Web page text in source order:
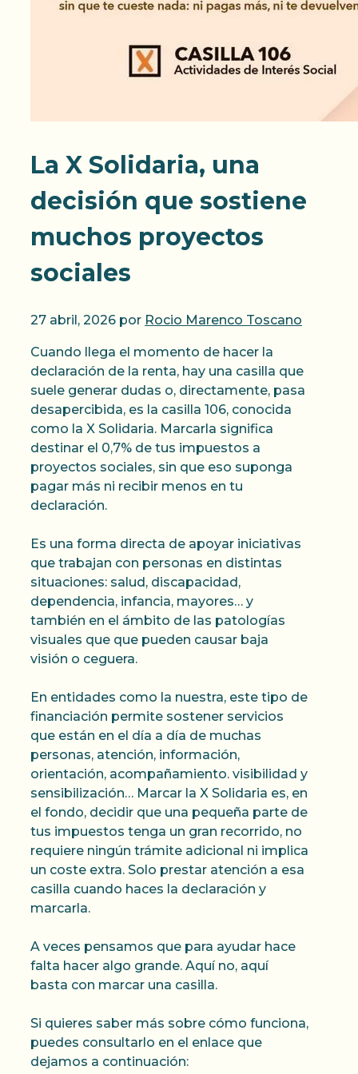
La X Solidaria, una
decisión que sostiene
muchos proyectos
sociales
27 abril, 2026 por Rocio Marenco Toscano
Cuando llega el momento de hacer la
declaración de la renta, hay una casilla que
suele generar dudas o, directamente, pasa
desapercibida, es la casilla 106, conocida
como la X Solidaria. Marcarla significa
destinar el 0,7% de tus impuestos a
proyectos sociales, sin que eso suponga
pagar más ni recibir menos en tu
declaración.
Es una forma directa de apoyar iniciativas
que trabajan con personas en distintas
situaciones: salud, discapacidad,
dependencia, infancia, mayores… y
también en el ámbito de las patologías
visuales que que pueden causar baja
visión o ceguera.
En entidades como la nuestra, este tipo de
financiación permite sostener servicios
que están en el día a día de muchas
personas, atención, información,
orientación, acompañamiento. visibilidad y
sensibilización… Marcar la X Solidaria es, en
el fondo, decidir que una pequeña parte de
tus impuestos tenga un gran recorrido, no
requiere ningún trámite adicional ni implica
un coste extra. Solo prestar atención a esa
casilla cuando haces la declaración y
marcarla.
A veces pensamos que para ayudar hace
falta hacer algo grande. Aquí no, aquí
basta con marcar una casilla.
Si quieres saber más sobre cómo funciona,
puedes consultarlo en el enlace que
dejamos a continuación: